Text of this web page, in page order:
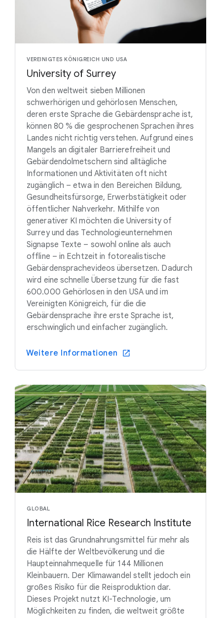
VEREINIGTES KÖNIGREICH UND USA
University of Surrey
Von den weltweit sieben Millionen
schwerhörigen und gehörlosen Menschen,
deren erste Sprache die Gebärdensprache ist,
können 80 % die gesprochenen Sprachen ihres
Landes nicht richtig verstehen. Aufgrund eines
Mangels an digitaler Barrierefreiheit und
Gebärdendolmetschern sind alltägliche
Informationen und Aktivitäten oft nicht
zugänglich – etwa in den Bereichen Bildung,
Gesundheitsfürsorge, Erwerbstätigkeit oder
öffentlicher Nahverkehr. Mithilfe von
generativer KI möchten die University of
Surrey und das Technologieunternehmen
Signapse Texte – sowohl online als auch
offline – in Echtzeit in fotorealistische
Gebärdensprachevideos übersetzen. Dadurch
wird eine schnelle Übersetzung für die fast
600.000 Gehörlosen in den USA und im
Vereinigten Königreich, für die die
Gebärdensprache ihre erste Sprache ist,
erschwinglich und einfacher zugänglich.
Weitere Informationen
GLOBAL
International Rice Research Institute
Reis ist das Grundnahrungsmittel für mehr als
die Hälfte der Weltbevölkerung und die
Haupteinnahmequelle für 144 Millionen
Kleinbauern. Der Klimawandel stellt jedoch ein
großes Risiko für die Reisproduktion dar.
Dieses Projekt nutzt KI-Technologie, um
Möglichkeiten zu finden, die weltweit größte